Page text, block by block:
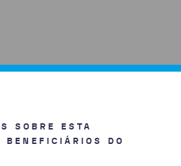
SOBRE ESTA
BENEFICIÁRIOS DO